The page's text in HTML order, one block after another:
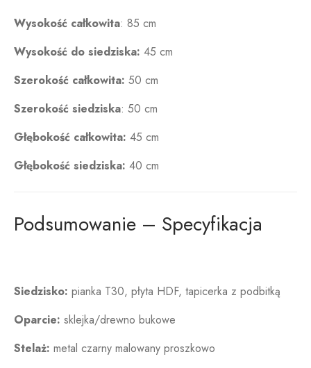
Wysokość całkowita: 85 cm
Wysokość do siedziska: 45 cm
Szerokość całkowita: 50 cm
Szerokość siedziska: 50 cm
Głębokość całkowita: 45 cm
Głębokość siedziska: 40 cm
Podsumowanie – Specyfikacja
Siedzisko: pianka T30, płyta HDF, tapicerka z podbitką
Oparcie: sklejka/drewno bukowe
Stelaż: metal czarny malowany proszkowo